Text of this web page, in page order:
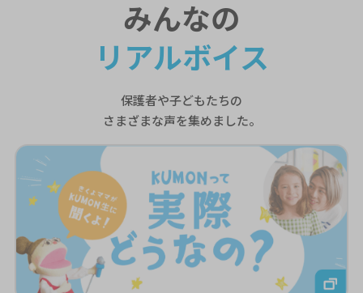
みんなの
リアルボイス
保護者や子どもたちの
さまざまな声を集めました。